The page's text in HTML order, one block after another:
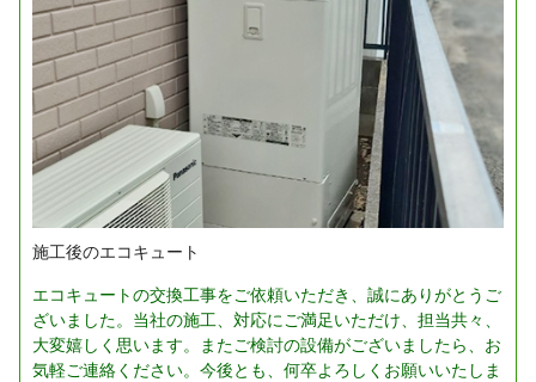
施工後のエコキュート
エコキュートの交換工事をご依頼いただき、誠にありがとうご
ざいました。当社の施工、対応にご満足いただけ、担当共々、
大変嬉しく思います。またご検討の設備がございましたら、お
気軽ご連絡ください。今後とも、何卒よろしくお願いいたしま